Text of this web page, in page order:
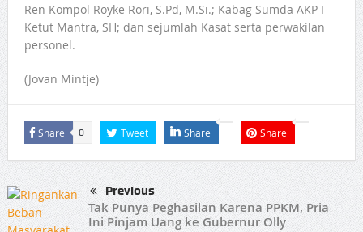
Ren Kompol Royke Rori, S.Pd, M.Si.; Kabag Sumda AKP I
Ketut Mantra, SH; dan sejumlah Kasat serta perwakilan
personel.
(Jovan Mintje)
Share 0 Tweet Share Share
Previous
Tak Punya Peghasilan Karena PPKM, Pria
Ini Pinjam Uang ke Gubernur Olly